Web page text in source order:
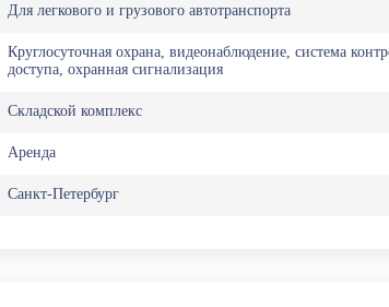
Для легкового и грузового автотранспорта
Круглосуточная охрана, видеонаблюдение, система
доступа, охранная сигнализация
Складской комплекс
Аренда
Санкт-Петербург